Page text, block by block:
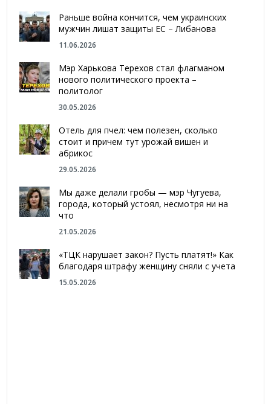
Раньше война кончится, чем украинских
мужчин лишат защиты ЕС – Либанова
11.06.2026
Мэр Харькова Терехов стал флагманом
нового политического проекта –
политолог
30.05.2026
Отель для пчел: чем полезен, сколько
стоит и причем тут урожай вишен и
абрикос
29.05.2026
Мы даже делали гробы — мэр Чугуева,
города, который устоял, несмотря ни на
что
21.05.2026
«ТЦК нарушает закон? Пусть платят!» Как
благодаря штрафу женщину сняли с учета
15.05.2026